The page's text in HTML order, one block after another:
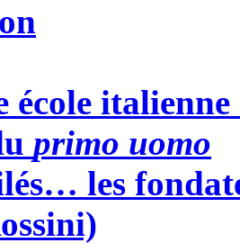
école
primo uomo
les